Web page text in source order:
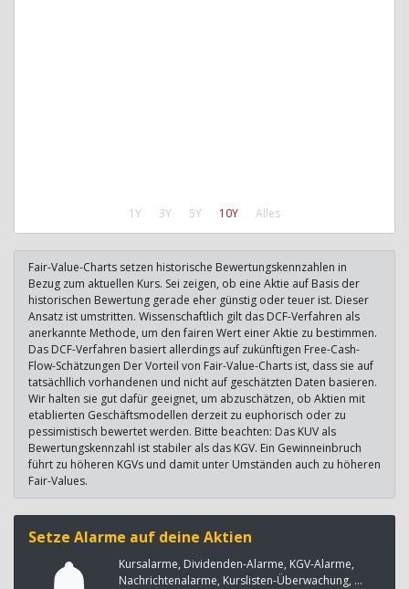
1Y 3Y 5Y 10Y Alles
Fair-Value-Charts setzen historische Bewertungskennzahlen in
Bezug zum aktuellen Kurs. Sei zeigen, ob eine Aktie auf Basis der
historischen Bewertung gerade eher günstig oder teuer ist. Dieser
Ansatz ist umstritten. Wissenschaftlich gilt das DCF-Verfahren als
anerkannte Methode, um den fairen Wert einer Aktie zu bestimmen.
Das DCF-Verfahren basiert allerdings auf zukünftigen Free-Cash-
Flow-Schätzungen Der Vorteil von Fair-Value-Charts ist, dass sie auf
tatsächllich vorhandenen und nicht auf geschätzten Daten basieren.
Wir halten sie gut dafür geeignet, um abzuschätzen, ob Aktien mit
etablierten Geschäftsmodellen derzeit zu euphorisch oder zu
pessimistisch bewertet werden. Bitte beachten: Das KUV als
Bewertungskennzahl ist stabiler als das KGV. Ein Gewinneinbruch
führt zu höheren KGVs und damit unter Umständen auch zu höheren
Fair-Values.
Setze Alarme auf deine Aktien
Kursalarme, Dividenden-Alarme, KGV-Alarme,
Nachrichtenalarme, Kurslisten-Überwachung, ...